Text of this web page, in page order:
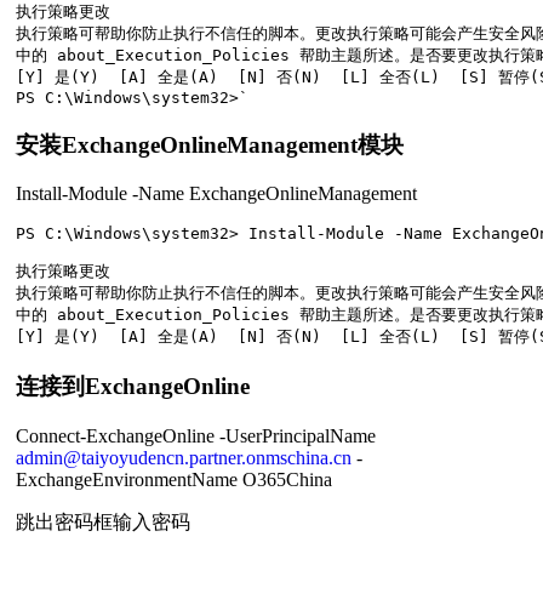
执行策略更改
执行策略可帮助你防止执行不信任的脚本。更改执行策略可能会
中的 about_Execution_Policies 帮助主题所述。是否要更改执行策
[Y] 是(Y)  [A] 全是(A)  [N] 否(N)  [L] 全否(L)  [S] 暂停
安装ExchangeOnlineManagement模块
Install-Module -Name ExchangeOnlineManagement
PS C:\Windows\system32> Install-Module -Name
执行策略更改
执行策略可帮助你防止执行不信任的脚本。更改执行策略可能会
中的 about_Execution_Policies 帮助主题所述。是否要更改执行策
连接到ExchangeOnline
Connect-ExchangeOnline -UserPrincipalName
admin@taiyoyudencn.partner.onmschina.cn -
ExchangeEnvironmentName O365China
跳出密码框输入密码